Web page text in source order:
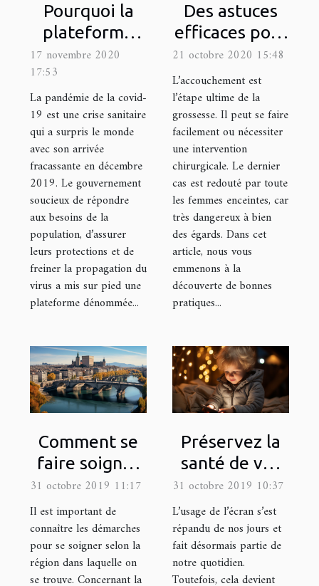
Pourquoi la
plateforme
StopCovid 19
a été mise en
place ?
17 novembre 2020
17:53
La pandémie de la covid-
19 est une crise sanitaire
qui a surpris le monde
avec son arrivée
fracassante en décembre
2019. Le gouvernement
soucieux de répondre
aux besoins de la
population, d’assurer
leurs protections et de
freiner la propagation du
virus a mis sur pied une
plateforme dénommée...
Des astuces
efficaces pour
accoucher
naturellement
21 octobre 2020 15:48
L’accouchement est
l’étape ultime de la
grossesse. Il peut se faire
facilement ou nécessiter
une intervention
chirurgicale. Le dernier
cas est redouté par toute
les femmes enceintes, car
très dangereux à bien
des égards. Dans cet
article, nous vous
emmenons à la
découverte de bonnes
pratiques...
Comment se
faire soigner
dans la ville
de Lyon?
31 octobre 2019 11:17
Il est important de
connaître les démarches
pour se soigner selon la
région dans laquelle on
se trouve. Concernant la
Préservez la
santé de vos
enfants en
limitant leur
exposition
aux écrans
31 octobre 2019 10:37
L’usage de l’écran s’est
répandu de nos jours et
fait désormais partie de
notre quotidien.
Toutefois, cela devient